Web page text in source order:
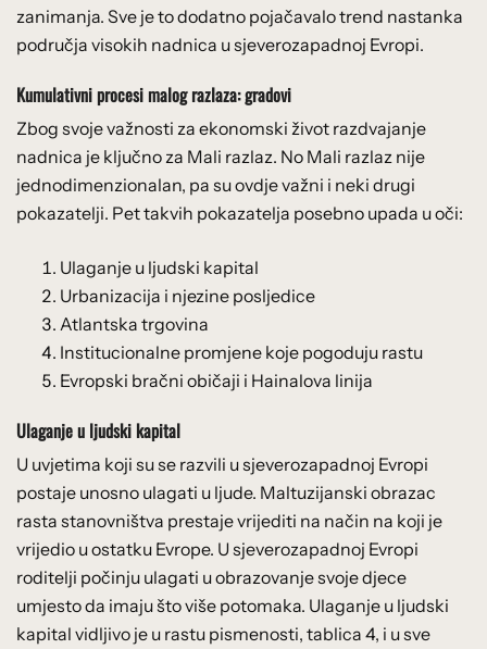
zanimanja. Sve je to dodatno pojačavalo trend nastanka
područja visokih nadnica u sjeverozapadnoj Evropi.
Kumulativni procesi malog razlaza: gradovi
Zbog svoje važnosti za ekonomski život razdvajanje
nadnica je ključno za Mali razlaz. No Mali razlaz nije
jednodimenzionalan, pa su ovdje važni i neki drugi
pokazatelji. Pet takvih pokazatelja posebno upada u oči:
Ulaganje u ljudski kapital
Urbanizacija i njezine posljedice
Atlantska trgovina
Institucionalne promjene koje pogoduju rastu
Evropski bračni običaji i Hainalova linija
Ulaganje u ljudski kapital
U uvjetima koji su se razvili u sjeverozapadnoj Evropi
postaje unosno ulagati u ljude. Maltuzijanski obrazac
rasta stanovništva prestaje vrijediti na način na koji je
vrijedio u ostatku Evrope. U sjeverozapadnoj Evropi
roditelji počinju ulagati u obrazovanje svoje djece
umjesto da imaju što više potomaka. Ulaganje u ljudski
kapital vidljivo je u rastu pismenosti, tablica 4, i u sve